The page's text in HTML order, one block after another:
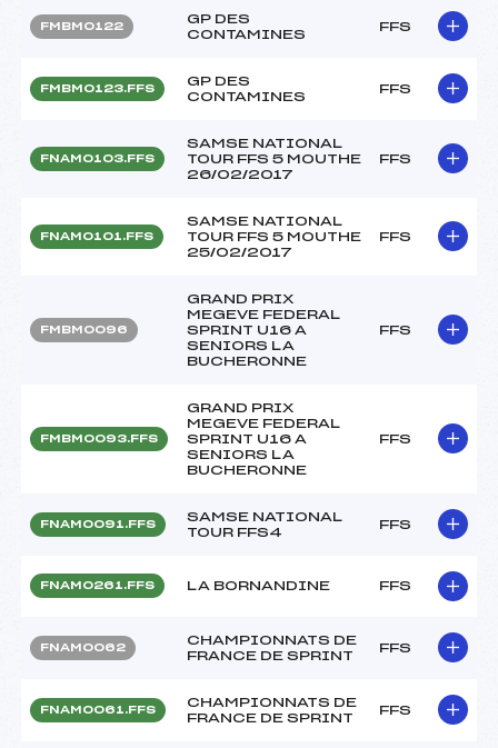
FMBM0122
GP DES
CONTAMINES
FFS
FMBM0123.FFS
GP DES
CONTAMINES
FFS
FNAM0103.FFS
SAMSE NATIONAL
TOUR FFS 5 MOUTHE
26/02/2017
FFS
FNAM0101.FFS
SAMSE NATIONAL
TOUR FFS 5 MOUTHE
25/02/2017
FFS
FMBM0096
GRAND PRIX
MEGEVE FEDERAL
SPRINT U16 A
SENIORS LA
BUCHERONNE
FFS
FMBM0093.FFS
GRAND PRIX
MEGEVE FEDERAL
SPRINT U16 A
SENIORS LA
BUCHERONNE
FFS
FNAM0091.FFS
SAMSE NATIONAL
TOUR FFS4
FFS
FNAM0261.FFS LA BORNANDINE FFS
FNAM0062
CHAMPIONNATS DE
FRANCE DE SPRINT
FFS
FNAM0061.FFS
CHAMPIONNATS DE
FRANCE DE SPRINT
FFS